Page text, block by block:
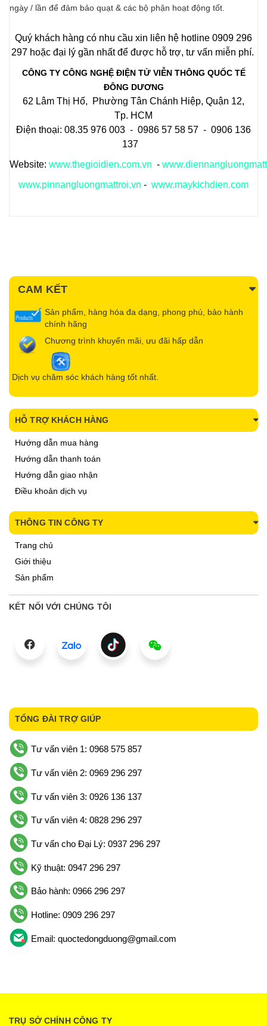
ngày / lần để đảm bảo quạt & các bộ phận hoạt động tốt.
Quý khách hàng có nhu cầu xin liên hệ hotline 0909 296
297 hoặc đại lý gần nhất để được hỗ trợ, tư vấn miễn phí.
CÔNG TY CÔNG NGHỆ ĐIỆN TỬ VIỄN THÔNG QUỐC TẾ
ĐÔNG DƯƠNG
62 Lâm Thị Hố, Phường Tân Chánh Hiệp, Quận 12,
Tp. HCM
Điện thoại: 08.35 976 003 - 0986 57 58 57 - 0906 136
137
Website: www.thegioidien.com.vn -
www.pinnangluongmattroi.vn - www.maykichdien.com
CAM KẾT
Sản phẩm, hàng hóa đa dạng, phong phú, bảo hành
chính hãng
Chương trình khuyến mãi, ưu đãi hấp dẫn
Dịch vụ chăm sóc khách hàng tốt nhất.
HỖ TRỢ KHÁCH HÀNG
Hướng dẫn mua hàng
Hướng dẫn thanh toán
Hướng dẫn giao nhận
Điều khoản dịch vụ
THÔNG TIN CÔNG TY
Trang chủ
Giới thiệu
Sản phẩm
KẾT NỐI VỚI CHÚNG TÔI
TỔNG ĐÀI TRỢ GIÚP
Tư vấn viên 1: 0968 575 857
Tư vấn viên 2: 0969 296 297
Tư vấn viên 3: 0926 136 137
Tư vấn viên 4: 0828 296 297
Tư vấn cho Đại Lý: 0937 296 297
Kỹ thuật: 0947 296 297
Bảo hành: 0966 296 297
Hotline: 0909 296 297
Email: quoctedongduong@gmail.com
TRỤ SỞ CHÍNH CÔNG TY